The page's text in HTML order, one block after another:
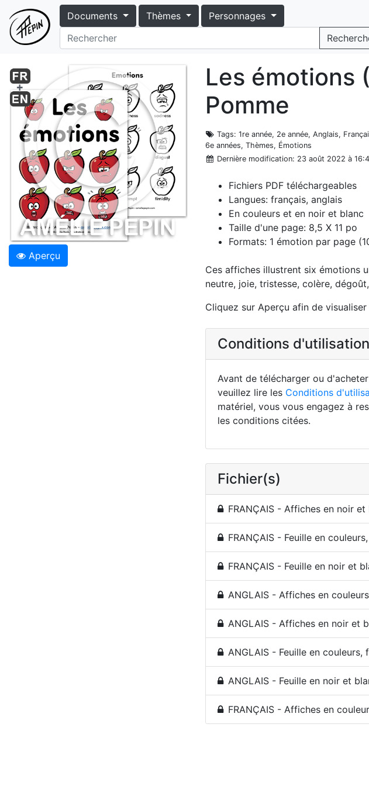
Documents Thèmes
Personnages
Aperçu
Les émotions
Pomme
Tags: 1re année, 2e année, Anglais,
6e années, Thèmes, Émotions
Dernière modification: 23 août 2022 à
Fichiers PDF téléchargeables
Langues: français, anglais
En couleurs et en noir et blanc
Taille d'une page: 8,5 X 11 po
Formats: 1 émotion par page
Ces affiches illustrent six émotions
neutre, joie, tristesse, colère,
Cliquez sur Aperçu afin de
Conditions d'utilisation
Avant de télécharger ou
veuillez lire les Conditions
matériel, vous vous engagez à
les conditions citées.
Fichier(s)
FRANÇAIS - Affiches en noir
FRANÇAIS - Feuille en
FRANÇAIS - Feuille en noir et
ANGLAIS - Affiches en
ANGLAIS - Affiches en noir et
ANGLAIS - Feuille en couleurs,
ANGLAIS - Feuille en noir et
FRANÇAIS - Affiches en